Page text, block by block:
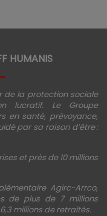
HUMANIS
de la protection sociale
lucratif. Le Groupe
en santé, prévoyance,
par sa raison d’être :
et près de 10 millions
Agirc-Arrco,
de plus de 7 millions
millions de retraités.